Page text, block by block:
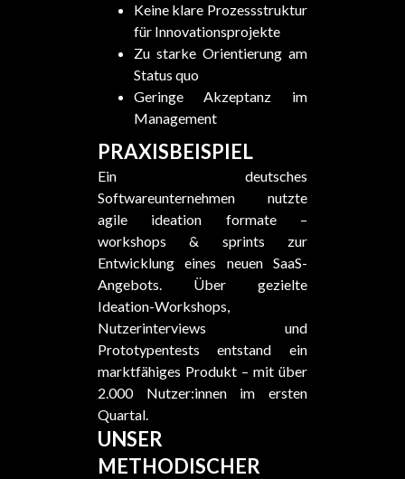
Keine klare Prozessstruktur
für Innovationsprojekte
Zu starke Orientierung am
Status quo
Geringe Akzeptanz im
Management
PRAXISBEISPIEL
Ein deutsches
Softwareunternehmen nutzte
agile ideation formate –
workshops & sprints zur
Entwicklung eines neuen SaaS-
Angebots. Über gezielte
Ideation-Workshops,
Nutzerinterviews und
Prototypentests entstand ein
marktfähiges Produkt – mit über
2.000 Nutzer:innen im ersten
Quartal.
UNSER
METHODISCHER